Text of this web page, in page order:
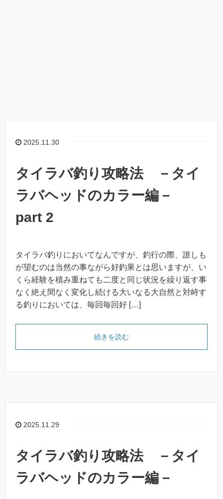
2025.11.30
タイラバ釣り攻略法 －タイ
ラバヘッドのカラー編－
part 2
タイラバ釣りにおいてなんですが、釣行の際、誰しも
が望むのは当然の事ながら好釣果とは思いますが、い
くら経験を積み重ねても二度と同じ状況を繰り返す事
なく絶え間なく変化し続ける大いなる大自然と対峙す
る釣りにおいては、毎回毎回好 […]
続きを読む
2025.11.29
タイラバ釣り攻略法 －タイ
ラバヘッドのカラー編－